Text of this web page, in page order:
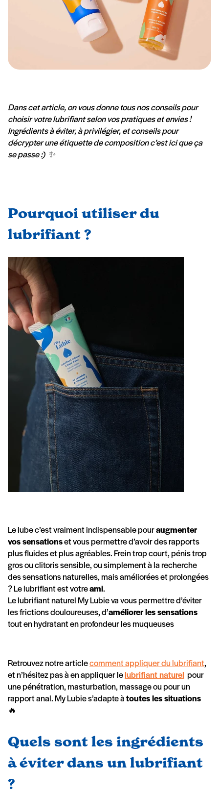
Dans cet article, on vous donne tous nos conseils pour
choisir votre lubrifiant selon vos pratiques et envies !
Ingrédients à éviter, à privilégier, et conseils pour
décrypter une étiquette de composition c’est ici que ça
se passe :) ✨
Pourquoi utiliser du
lubrifiant ?
Le lube c’est vraiment indispensable pouraugmenter
vos sensationset vous permettre d’avoir des rapports
plus fluides et plus agréables. Frein trop court, pénis trop
gros ou clitoris sensible, ou simplement à la recherche
des sensations naturelles, mais améliorées et prolongées
? Le lubrifiant est votreami.
Le lubrifiant naturel My Lubie va vous permettre d’éviter
les frictions douloureuses, d’améliorer les sensations
tout en hydratant en profondeur les muqueuses
Retrouvez notre articlecomment appliquer du lubrifiant,
et n’hésitez pas à en appliquer lelubrifiant naturel pour
une pénétration, masturbation, massage ou pour un
rapport anal. My Lubie s’adapte àtoutes les situations
🔥
Quels sont les ingrédients
à éviter dans un lubrifiant
?